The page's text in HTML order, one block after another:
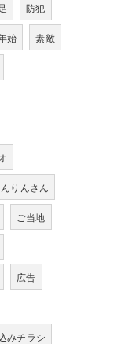
防犯
始 素敵
りんさん
ご当地
広告
みチラシ